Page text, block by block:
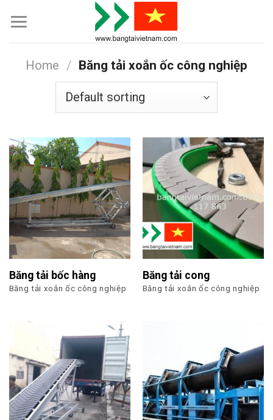
to
Home / Băng tải xoắn ốc công nghiệp
Băng tải bốc hàng
Băng tải xoắn ốc công nghiệp
Băng tải cong
Băng tải xoắn ốc công nghiệp